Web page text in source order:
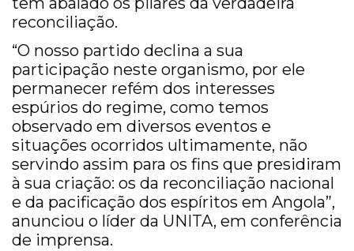
reconciliação.
“O nosso partido declina a sua
participação neste organismo, por ele
permanecer refém dos interesses
espúrios do regime, como temos
observado em diversos eventos e
situações ocorridos ultimamente, não
servindo assim para os fins que presidiram
à sua criação: os da reconciliação nacional
e da pacificação dos espíritos em Angola”,
anunciou o líder da UNITA, em conferência
de imprensa.